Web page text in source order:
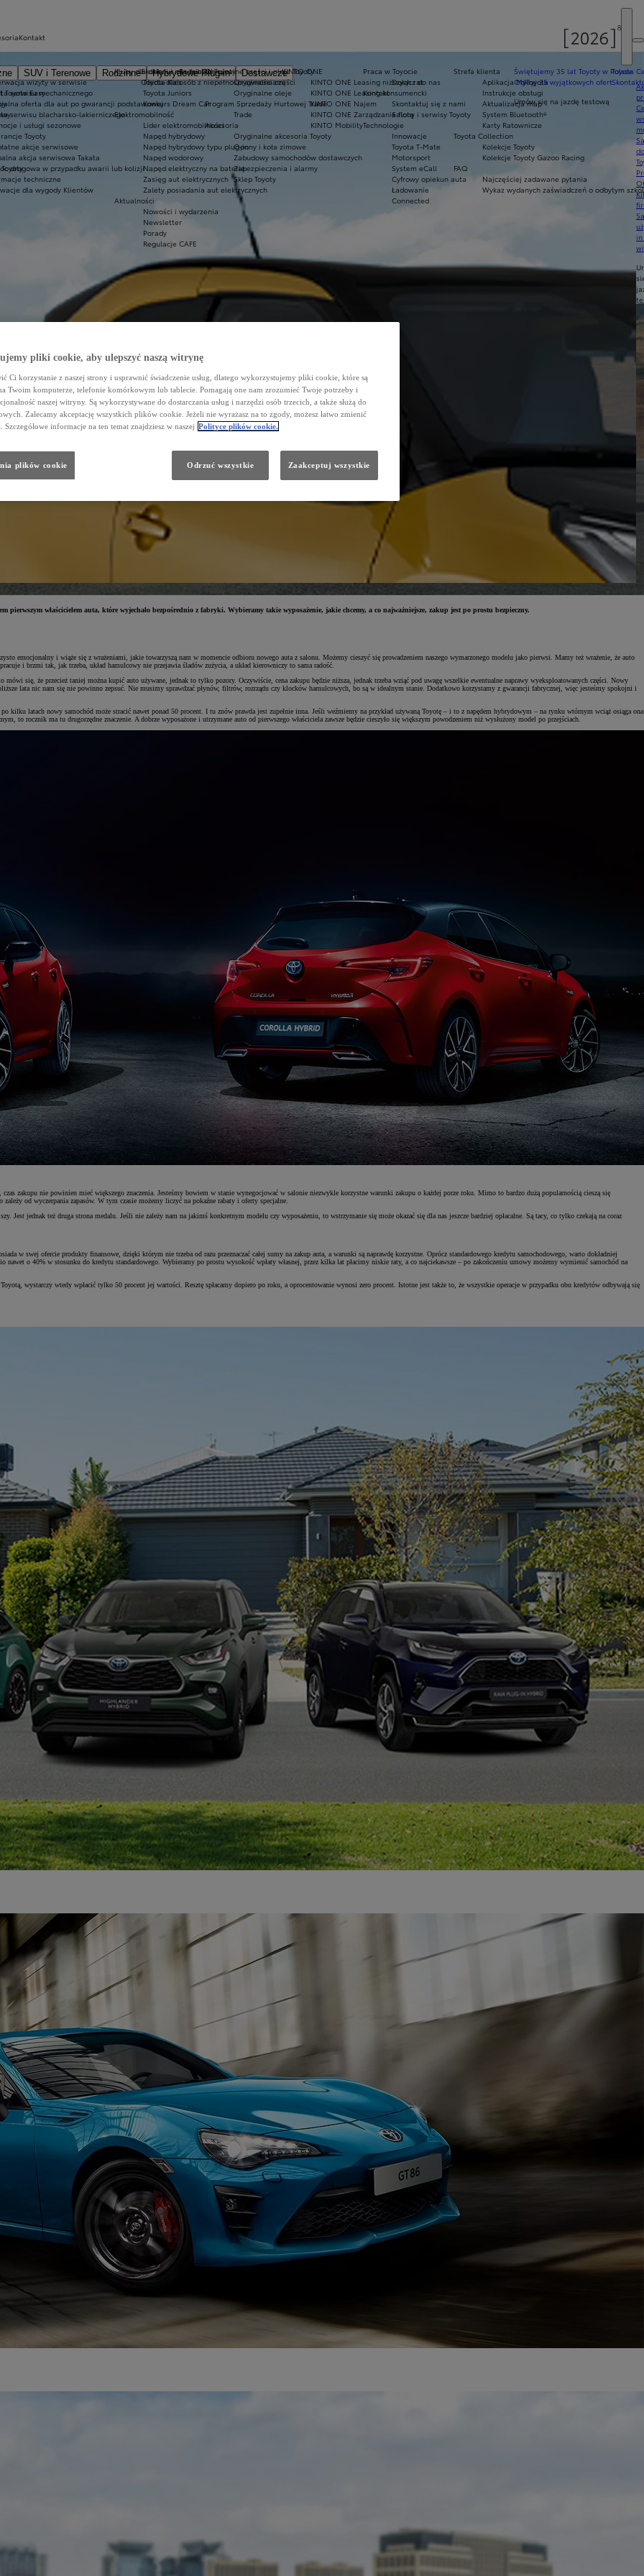
SUV i Terenowe Rodzinne Hybrydowe Plug-in
Dostawcze
Ekobonus dla hybryd Toyoty
Oferta dla osób z niepełnosprawnościami
Świętujemy 35 lat Toyoty w Polsce
Odkryj 35 wyjątkowych ofert
Umów się na jazdę testową
Kluby dla dzieci i młodzieży
Toyota Kids
Toyota Juniors
Konkurs Dream Car
Elektromobilność
Lider elektromobilności
Napęd hybrydowy
Napęd hybrydowy typu plug-in
Napęd wodorowy
Napęd elektryczny na baterię
Zasięg aut elektrycznych
Zalety posiadania aut elektrycznych
Aktualności
Nowości i wydarzenia
Newsletter
Porady
Regulacje CAFE
Praca w Toyocie
Dołącz do nas
Kontakt
Skontaktuj się z nami
Salony i serwisy Toyoty
Technologie
Innowacje
Toyota T-Mate
Motorsport
System eCall
Cyfrowy opiekun auta
Ładowanie
Connected
Toyota
Toyota Easy
KINTO ONE
KINTO ONE Leasing niższych rat
KINTO ONE Leasing konsumencki
KINTO ONE Najem
KINTO ONE Zarządzanie flotą
KINTO Mobility
wizyty w serwisie
serwisu mechanicznego
oferta dla aut po gwarancji podstawowej
serwisu blacharsko-lakierniczego
i usługi sezonowe
Toyoty
akcje serwisowe
akcja serwisowa Takata
drogowa w przypadku awarii lub kolizji
techniczne
dla wygody Klientów
Oryginalne części i oleje Toyoty
Oryginalne części
Oryginalne oleje
Program Sprzedaży Hurtowej Trade
Trade
Akcesoria
Oryginalne akcesoria Toyoty
Opony i koła zimowe
Zabudowy samochodów dostawczych
Zabezpieczenia i alarmy
Sklep Toyoty
Strefa klienta
Aplikacja MyToyota
Instrukcje obsługi
Aktualizacja map
System Bluetooth®
Karty Ratownicze
Toyota Collection
Kolekcje Toyoty
Kolekcje Toyoty Gazoo Racing
FAQ
Najczęściej zadawane pytania
Wykaz wydanych zaświadczeń o odbytym
Kontakt
pierwszym właścicielem auta, które wyjechało bezpośrednio z fabryki. Wybieramy takie wyposażenie, jakie chcemy, a co najważniejsze, zakup jest po prostu bezpieczny.
emocjonalny i wiąże się z wrażeniami, jakie towarzyszą nam w momencie odbioru nowego auta z salonu. Możemy cieszyć się prowadzeniem naszego wymarzonego modelu jako pierwsi. Mamy też wrażenie, że auto
i brzmi tak, jak trzeba, układ hamulcowy nie przejawia śladów zużycia, a układ kierowniczy to sama radość.
się, że przecież taniej można kupić auto używane, jednak to tylko pozory. Oczywiście, cena zakupu będzie niższa, jednak trzeba wziąć pod uwagę wszelkie ewentualne naprawy wyeksploatowanych części. Nowy
lata nic nam się nie powinno zepsuć. Nie musimy sprawdzać płynów, filtrów, rozrządu czy klocków hamulcowych, bo są w idealnym stanie. Dodatkowo korzystamy z gwarancji fabrycznej, więc jesteśmy spokojni i
kilku latach nowy samochód może stracić nawet ponad 50 procent. I tu znów prawda jest zupełnie inna. Jeśli weźmiemy na przykład używaną Toyotę – i to z napędem hybrydowym – na rynku wtórnym wciąż osiąga ona
to rocznik ma tu drugorzędne znaczenie. A dobrze wyposażone i utrzymane auto od pierwszego właściciela zawsze będzie cieszyło się większym powodzeniem niż wysłużony model po przejściach.
zakupu nie powinien mieć większego znaczenia. Jesteśmy bowiem w stanie wynegocjować w salonie niezwykle korzystne warunki zakupu o każdej porze roku. Mimo to bardzo dużą popularnością cieszą się
od wyczerpania zapasów. W tym czasie możemy liczyć na pokaźne rabaty i oferty specjalne.
Jest jednak też druga strona medalu. Jeśli nie zależy nam na jakimś konkretnym modelu czy wyposażeniu, to wstrzymanie się może okazać się dla nas jeszcze bardziej opłacalne. Są tacy, co tylko czekają na coraz
w swej ofercie produkty finansowe, dzięki którym nie trzeba od razu przeznaczać całej sumy na zakup auta, a warunki są naprawdę korzystne. Oprócz standardowego kredytu samochodowego, warto dokładniej
o 40% w stosunku do kredytu standardowego. Wybieramy po prostu wysokość wpłaty własnej, przez kilka lat płacimy niskie raty, a co najciekawsze – po zakończeniu umowy możemy wymienić samochód na
wystarczy wtedy wpłacić tylko 50 procent jej wartości. Resztę spłacamy dopiero po roku, a oprocentowanie wynosi zero procent. Istotne jest także to, że wszystkie operacje w przypadku obu kredytów odbywają się
pliki cookie, aby ulepszyć naszą witrynę
Ci korzystanie z naszej strony i usprawnić świadczenie usług, dlatego wykorzystujemy pliki cookie, które są
Twoim komputerze, telefonie komórkowym lub tablecie. Pomagają one nam zrozumieć Twoje potrzeby i
naszej witryny. Są wykorzystywane do dostarczania usług i narzędzi osób trzecich, a także służą do
Zalecamy akceptację wszystkich plików cookie. Jeżeli nie wyrażasz na to zgody, możesz łatwo zmienić
Szczegółowe informacje na ten temat znajdziesz w naszej Polityce plików cookie.
Odrzuć wszystkie Zaakceptuj wszystkie
plików cookie